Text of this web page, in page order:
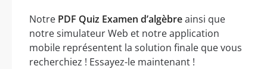
Notre PDF Quiz Examen d’algèbreainsi que
notre simulateur Web et notre application
mobile représentent la solution finale que vous
recherchiez ! Essayez-le maintenant !